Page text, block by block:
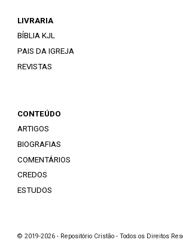
LIVRARIA
BÍBLIA KJL
PAIS DA IGREJA
REVISTAS
CONTEÚDO
ARTIGOS
BIOGRAFIAS
COMENTÁRIOS
CREDOS
ESTUDOS
© 2019-2026 - Repositório Cristão - Todos os Direitos